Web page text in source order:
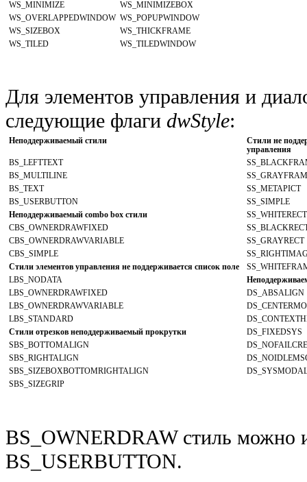
WS_MINIMIZE
WS_MINIMIZEBOX
WS_OVERLAPPEDWINDOW WS_POPUPWINDOW
WS_SIZEBOX
WS_THICKFRAME
WS_TILED
WS_TILEDWINDOW
Для элементов управления и
следующие флаги dwStyle:
Неподдерживаемый стили
Стили не
управления
BS_LEFTTEXT
BS_MULTILINE
BS_TEXT
SS_METAPICT
BS_USERBUTTON
SS_SIMPLE
Неподдерживаемый combo box стили
SS_WHITERECT
CBS_OWNERDRAWFIXED
CBS_OWNERDRAWVARIABLE
SS_GRAYRECT
CBS_SIMPLE
Стили элементов управления не поддерживается список поле
LBS_NODATA
LBS_OWNERDRAWFIXED
DS_ABSALIGN
LBS_OWNERDRAWVARIABLE
LBS_STANDARD
Стили отрезков неподдерживаемый прокрутки
DS_FIXEDSYS
SBS_BOTTOMALIGN
SBS_RIGHTALIGN
SBS_SIZEBOXBOTTOMRIGHTALIGN
SBS_SIZEGRIP
BS_OWNERDRAW стиль можно
BS_USERBUTTON.